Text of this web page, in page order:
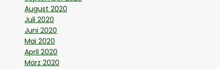
August 2020
Juli 2020
Juni 2020
Mai 2020
April 2020
März 2020